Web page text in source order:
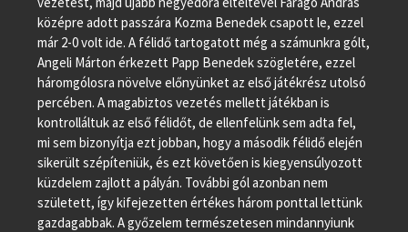
középre adott passzára Kozma Benedek csapott le, ezzel
már 2-0 volt ide. A félidő tartogatott még a számunkra gólt,
Angeli Márton érkezett Papp Benedek szögletére, ezzel
háromgólosra növelve előnyünket az első játékrész utolsó
percében. A magabiztos vezetés mellett játékban is
kontrolláltuk az első félidőt, de ellenfelünk sem adta fel,
mi sem bizonyítja ezt jobban, hogy a második félidő elején
sikerült szépíteniük, és ezt követően is kiegyensúlyozott
küzdelem zajlott a pályán. További gól azonban nem
született, így kifejezetten értékes három ponttal lettünk
gazdagabbak. A győzelem természetesen mindannyiunk